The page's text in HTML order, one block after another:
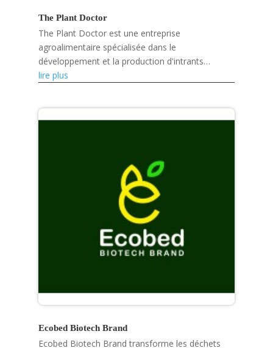
The Plant Doctor
The Plant Doctor est une entreprise
agroalimentaire spécialisée dans le
développement et la production d'intrants
agricoles biologiques et de solutions
lire plus
Ecobed Biotech Brand
Ecobed Biotech Brand transforme les déchets